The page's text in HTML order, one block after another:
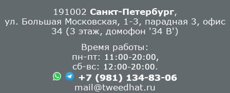
191002 Санкт-Петербург
ул. Большая Московская, 1-3, парадная 3, офис
34 (3 этаж, домофон '34 В')
Время работы:
пн-пт:
11:00-20:00,
сб-вс: 12:00-20:00
+7 (981) 134-83-06
mail@tweedhat.ru